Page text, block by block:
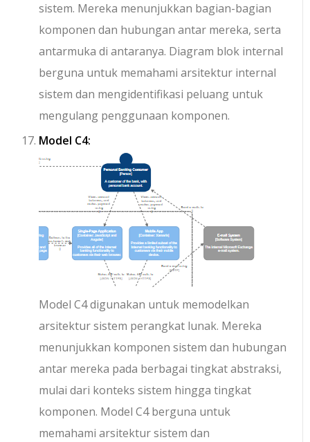
sistem. Mereka menunjukkan bagian-bagian
komponen dan hubungan antar mereka, serta
antarmuka di antaranya. Diagram blok internal
berguna untuk memahami arsitektur internal
sistem dan mengidentifikasi peluang untuk
mengulang penggunaan komponen.
Model C4:
Model C4 digunakan untuk memodelkan
arsitektur sistem perangkat lunak. Mereka
menunjukkan komponen sistem dan hubungan
antar mereka pada berbagai tingkat abstraksi,
mulai dari konteks sistem hingga tingkat
komponen. Model C4 berguna untuk
memahami arsitektur sistem dan